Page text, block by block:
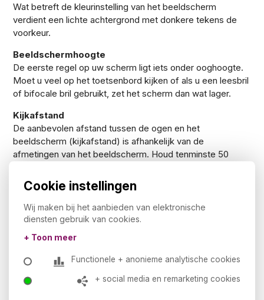
Wat betreft de kleurinstelling van het beeldscherm
verdient een lichte achtergrond met donkere tekens de
voorkeur.
Beeldschermhoogte
De eerste regel op uw scherm ligt iets onder ooghoogte.
Moet u veel op het toetsenbord kijken of als u een leesbril
of bifocale bril gebruikt, zet het scherm dan wat lager.
Kijkafstand
De aanbevolen afstand tussen de ogen en het
beeldscherm (kijkafstand) is afhankelijk van de
afmetingen van het beeldscherm. Houd tenminste 50
afstandbepaling zijn:
14 inch 50 - 70 cm
15 inch 55 - 75 cm
Afhankelijk van de lettergrootte kunnen aanpassingen
nodig zijn. Om te voorkomen dat de ogen zich telkens op
Cookie instellingen
Wij maken bij het aanbieden van elektronische
diensten gebruik van cookies.
+ Toon meer
Functionele + anonieme analytische cookies
+ social media en remarketing cookies